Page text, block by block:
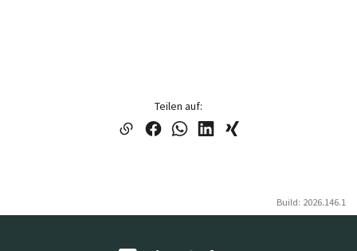
Teilen auf:
Build: 2026.146.1